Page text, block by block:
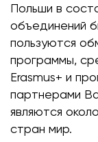
Польши в
объединений
пользуются
программы,
Erasmus+ и
партнерами
являются
стран мир.